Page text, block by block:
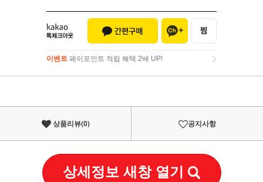
이벤트 페이포인트 적립 혜택 2배 UP!
이벤트페이포인트 적립 혜택 2배 UP!
상품리뷰(0) 공지사항
상세정보 새창 열기